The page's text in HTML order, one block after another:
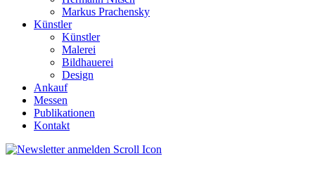
Markus Prachensky
Künstler
Künstler
Malerei
Bildhauerei
Design
Ankauf
Messen
Publikationen
Kontakt